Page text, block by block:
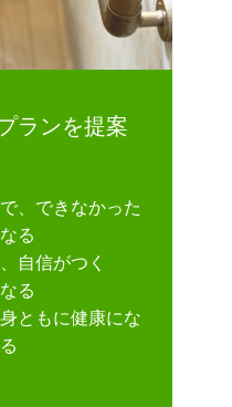
ランを提案
、できなかった
る
自信がつく
る
ともに健康にな